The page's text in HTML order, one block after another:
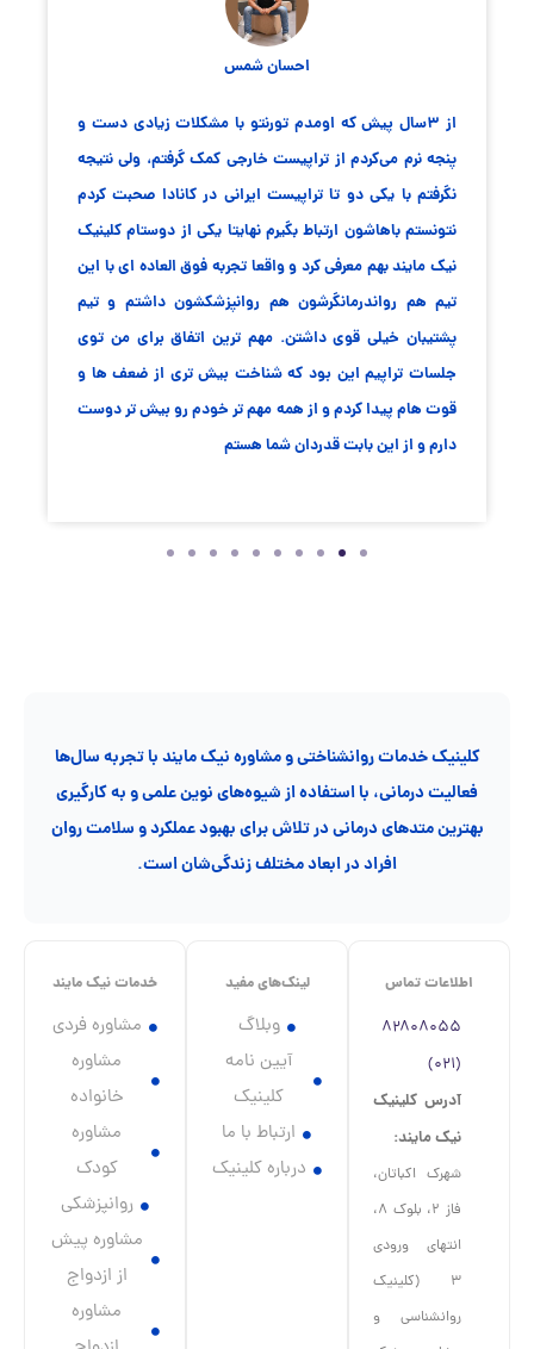
احسان شمس
از ۳سال پیش که اومدم تورنتو با مشکلات زیادی دست و
پنجه نرم می‌کردم از تراپیست خارجی کمک گرفتم، ولی نتیجه
نگرفتم با یکی دو تا تراپیست ایرانی در کانادا صحبت کردم
نتونستم باهاشون ارتباط بگیرم نهایتا یکی از دوستام کلینیک
نیک مایند بهم معرفی کرد و واقعا تجربه فوق العاده ای با این
تیم هم رواندرمانگرشون هم روانپزشکشون داشتم و تیم
پشتیبان خیلی قوی داشتن. مهم ترین اتفاق برای من توی
جلسات تراپیم این بود که شناخت بیش تری از ضعف ها و
قوت هام پیدا کردم و از همه مهم تر خودم رو بیش تر دوست
دارم و از این بابت قدردان شما هستم
کلینیک خدمات روانشناختی و مشاوره نیک مایند با تجربه سال‌ها
فعالیت درمانی، با استفاده از شیوه‌های نوین علمی و به کارگیری
بهترین متدهای درمانی در تلاش برای بهبود عملکرد و سلامت روان
افراد در ابعاد مختلف زندگی‌شان است.
خدمات نیک مایند
مشاوره فردی
مشاوره
خانواده
مشاوره
کودک
روانپزشکی
مشاوره پیش
از ازدواج
مشاوره
لینک‌های مفید
وبلاگ
آیین نامه
کلینیک
ارتباط با ما
درباره کلینیک
اطلاعات تماس
۸۲۸۰۸۰۵۵
(۰۲۱)
آدرس کلینیک
نیک مایند:
شهرک اکباتان،
فاز ۲، بلوک ۸،
انتهای ورودی
۳ (کلینیک
روانشناسی و